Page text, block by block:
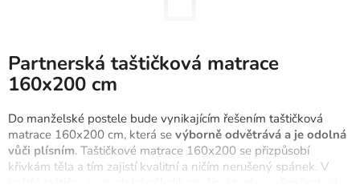
Můžete se ale podívat na ostatní kategorie.
ZPĚT DO OBCHODU
Partnerská taštičková matrace
160x200 cm
Do manželské postele bude vynikajícím řešením taštičková
matrace 160x200 cm, která se výborně odvětrává a je odolná
vůči plísním. Taštičkové matrace 160x200 se přizpůsobí
křivkám těla a tím zajistí kvalitní a ničím nerušený spánek. V